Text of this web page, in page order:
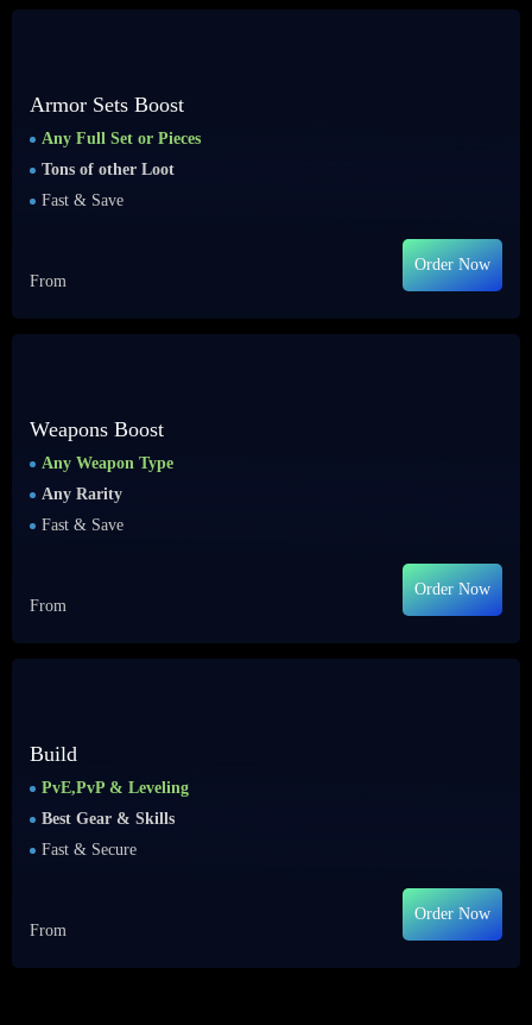
Armor Sets Boost
Any Full Set or Pieces
Tons of other Loot
Fast & Save
From
Order Now
Weapons Boost
Any Weapon Type
Any Rarity
Fast & Save
From
Order Now
Build
PvE,PvP & Leveling
Best Gear & Skills
Fast & Secure
From
Order Now